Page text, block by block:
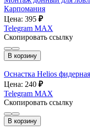
Карпомания
Цена: 395 ₽
Telegram MAX
Скопировать ссылку
В корзину
Оснастка Helios
Цена: 240 ₽
Telegram MAX
Скопировать ссылку
В корзину